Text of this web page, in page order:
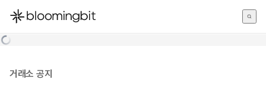
한국어
거래소 공지